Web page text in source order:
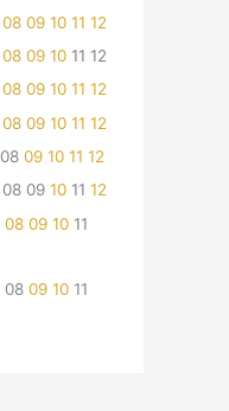
08 09 10 11 12
08 09 10 11 12
08 09 10 11 12
08 09 10 11 12
08 09 10 11 12
08 09 10 11 12
08 09 10 11
08 09 10 11